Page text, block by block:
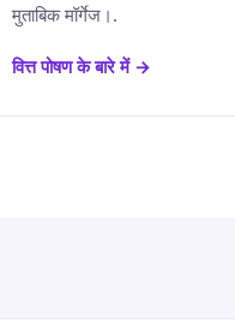
मुताबिक मॉर्गेज।.
वित्त पोषण के बारे में →